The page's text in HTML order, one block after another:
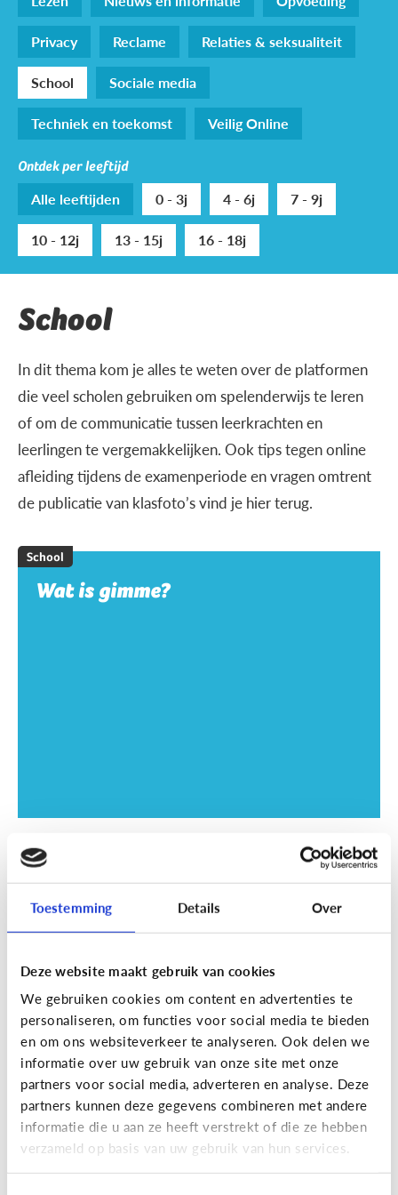
Toestemming Details Over
Deze website maakt gebruik van cookies
We gebruiken cookies om content en advertenties te
personaliseren, om functies voor social media te bieden
en om ons websiteverkeer te analyseren. Ook delen we
informatie over uw gebruik van onze site met onze
partners voor social media, adverteren en analyse. Deze
partners kunnen deze gegevens combineren met andere
informatie die u aan ze heeft verstrekt of die ze hebben
verzameld op basis van uw gebruik van hun services.
Privacy
Reclame
Relaties & seksualiteit
School
Sociale media
Techniek en toekomst
Veilig Online
Ontdek per leeftijd
Alle leeftijden 0 - 3j 4 - 6j
7 - 9j
10 - 12j
13 - 15j 16 - 18j
School
In dit thema kom je alles te weten over de platformen
die veel scholen gebruiken om spelenderwijs te leren
of om de communicatie tussen leerkrachten en
leerlingen te vergemakkelijken. Ook tips tegen online
afleiding tijdens de examenperiode en vragen omtrent
de publicatie van klasfoto’s vind je hier terug.
School
Wat is gimme?
School
SOS examentijd! 5 tips tegen
online afleiding
School
Wat is Smartschool?